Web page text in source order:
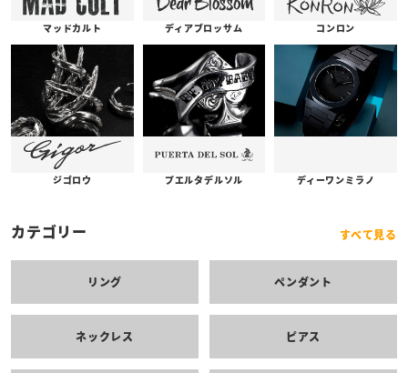
マッドカルト ディアブロッサム コンロン
ジゴロウ プエルタデルソル ディーワンミラノ
カテゴリー すべて見る
リング ペンダント
ネックレス ピアス